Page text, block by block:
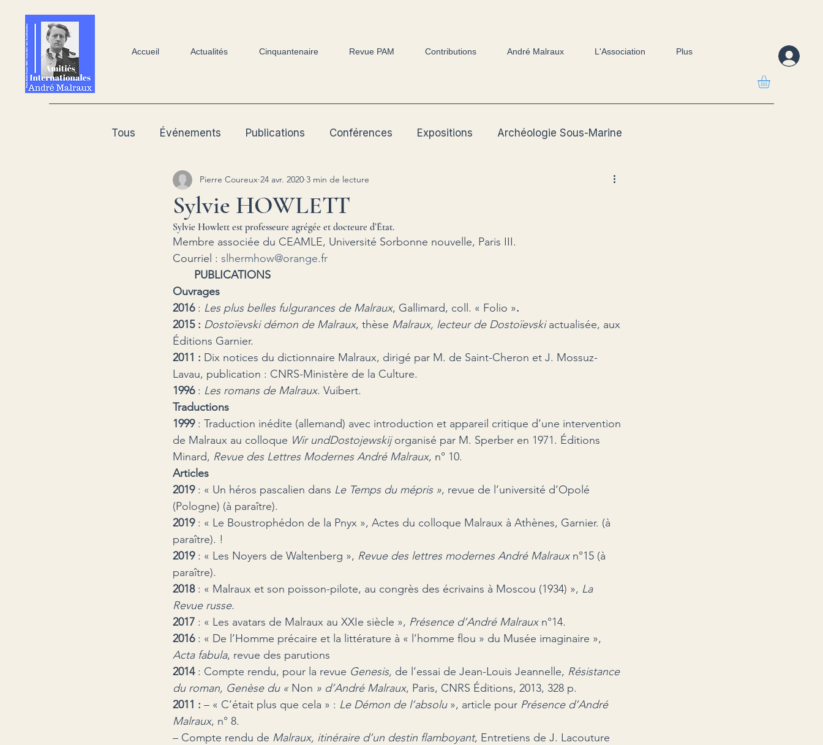
Accueil Actualités Cinquantenaire Revue PAM Contributions André Malraux L'Association Plus
Tous Événements Publications Conférences Expositions Archéologie Sous-Marine
Patrimoine
Sylvie HOWLETT
Pierre Coureux 24 avr. 2020 3 min de lecture
Sylvie Howlett est professeure agrégée et docteure d’État.
Membre associée du CEAMLE, Université Sorbonne nouvelle, Paris III.
Courriel : slhermhow@orange.fr
PUBLICATIONS
Ouvrages
2016 : Les plus belles fulgurances de Malraux, Gallimard, coll. « Folio ».
2015 : Dostoïevski démon de Malraux, thèse Malraux, lecteur de Dostoïevski actualisée, aux
Éditions Garnier.
2011 : Dix notices du dictionnaire Malraux, dirigé par M. de Saint-Cheron et J. Mossuz-
Lavau, publication : CNRS-Ministère de la Culture.
1996 : Les romans de Malraux. Vuibert.
Traductions
1999 : Traduction inédite (allemand) avec introduction et appareil critique d’une intervention
de Malraux au colloque Wir undDostojewskij organisé par M. Sperber en 1971. Éditions
Minard, Revue des Lettres Modernes André Malraux, n° 10.
Articles
2019 : « Un héros pascalien dans Le Temps du mépris », revue de l’université d’Opolé
(Pologne) (à paraître).
2019 : « Le Boustrophédon de la Pnyx », Actes du colloque Malraux à Athènes, Garnier. (à
paraître). !
2019 : « Les Noyers de Waltenberg », Revue des lettres modernes André Malraux n°15 (à
paraître).
2018 : « Malraux et son poisson-pilote, au congrès des écrivains à Moscou (1934) », La
Revue russe.
2017 : « Les avatars de Malraux au XXIe siècle », Présence d’André Malraux n°14.
2016 : « De l’Homme précaire et la littérature à « l’homme flou » du Musée imaginaire »,
Acta fabula, revue des parutions
2014 : Compte rendu, pour la revue Genesis, de l’essai de Jean-Louis Jeannelle, Résistance
du roman, Genèse du « Non » d’André Malraux, Paris, CNRS Éditions, 2013, 328 p.
2011 : – « C’était plus que cela » : Le Démon de l’absolu », article pour Présence d’André
Malraux, n° 8.
– Compte rendu de Malraux, itinéraire d’un destin flamboyant, Entretiens de J. Lacouture